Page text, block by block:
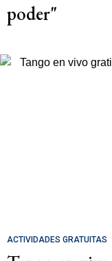
poder"
ACTIVIDADES GRATUITAS